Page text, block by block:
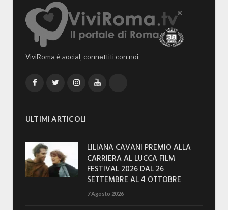
ViviRoma è social, connettiti con noi:
FacebookTwitterInstagramYouTube
ULTIMI ARTICOLI
LILIANA CAVANI PREMIO ALLA
CARRIERA AL LUCCA FILM
FESTIVAL 2026 DAL 26
SETTEMBRE AL 4 OTTOBRE
7 Agosto 2026